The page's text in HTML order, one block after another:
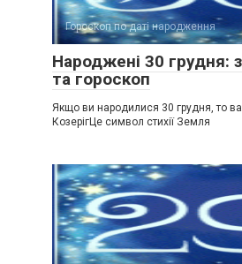
Гороскоп по даті народження
Народжені 30 грудня:
та гороскоп
Якщо ви народилися 30 грудня, то
КозерігЦе символ стихії Земля